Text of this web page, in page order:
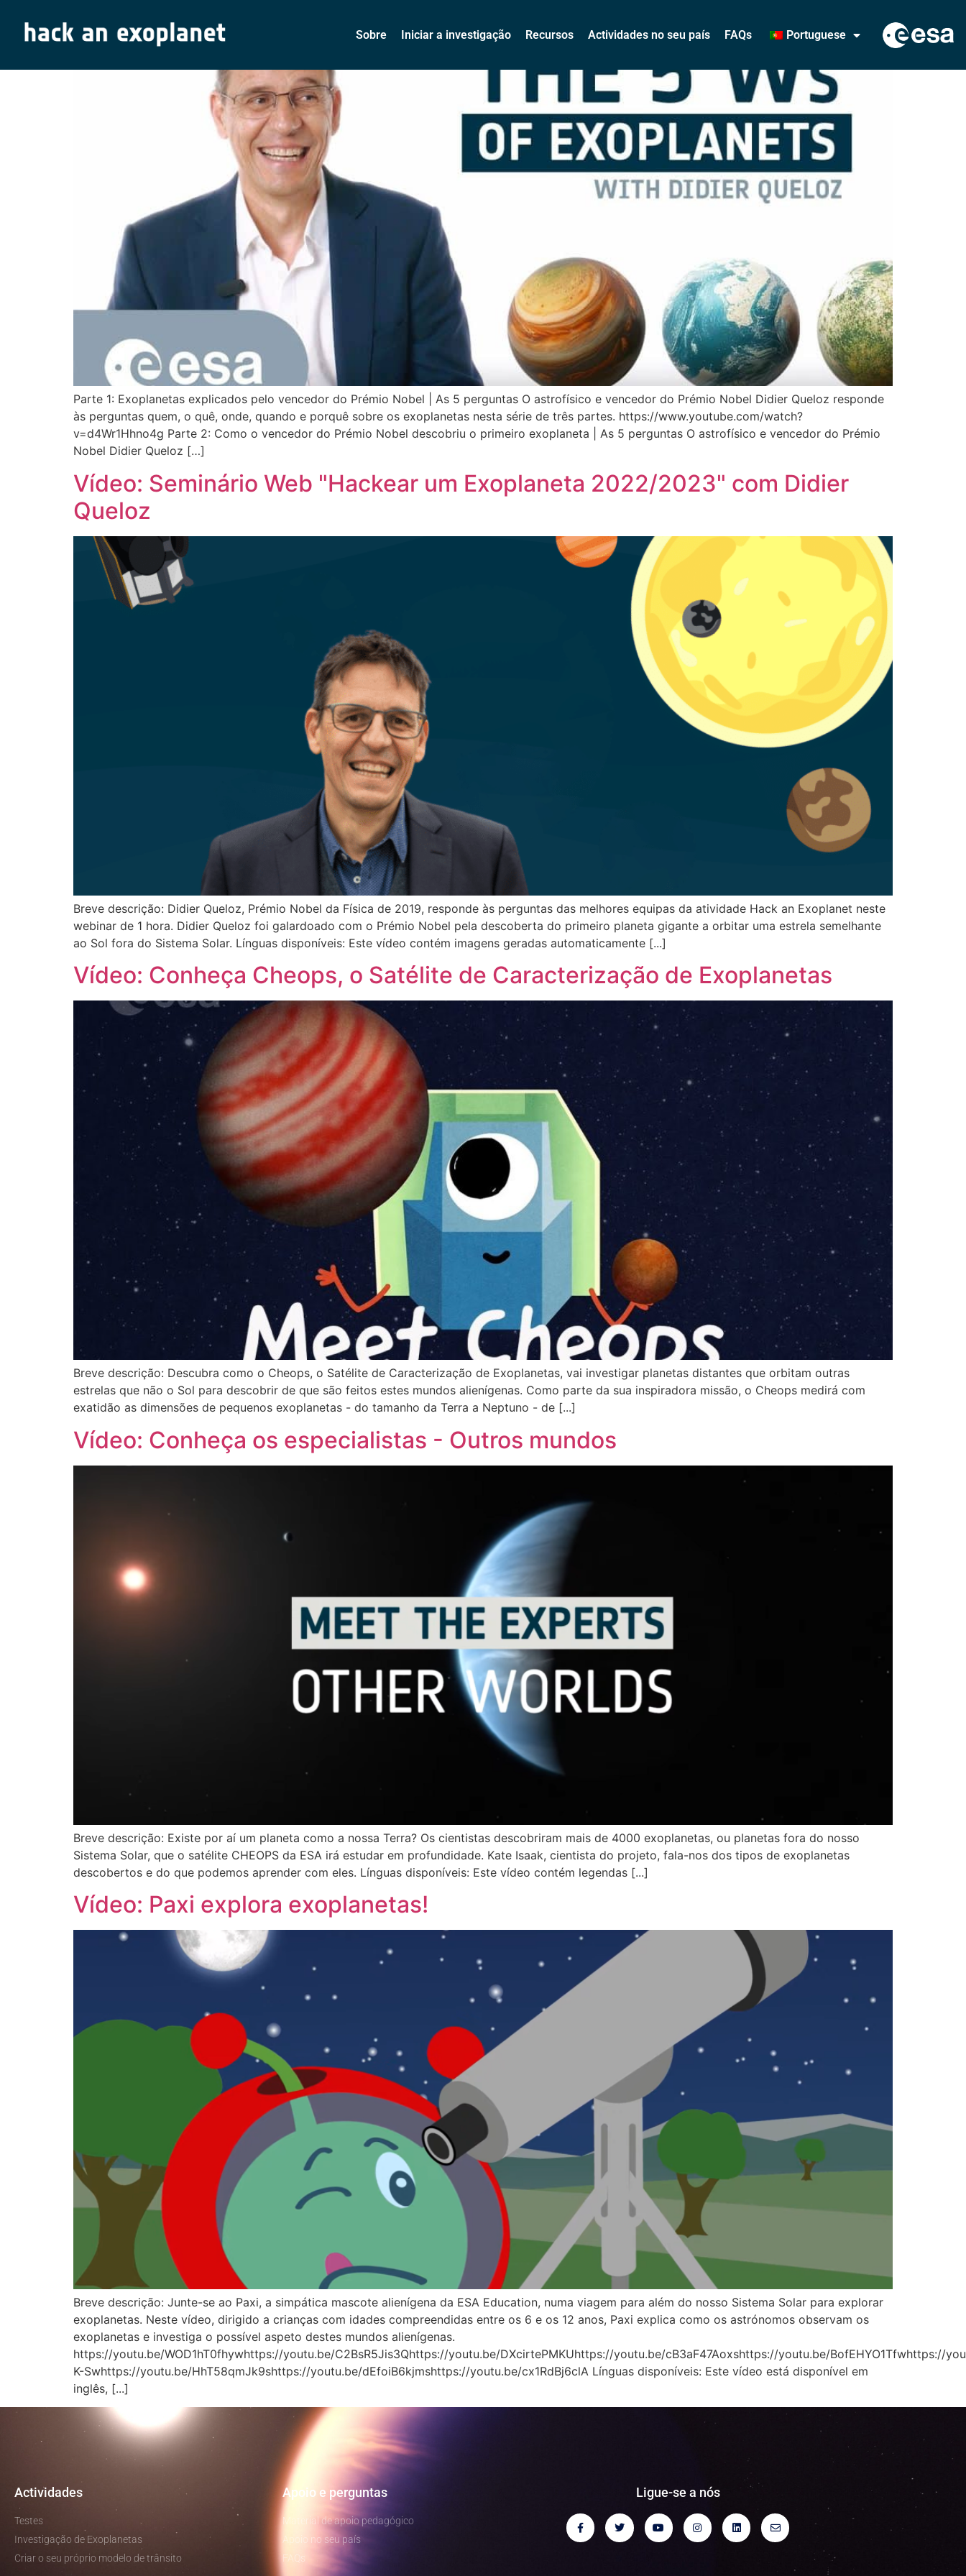
Sobre Iniciar a investigação Recursos Actividades no seu país FAQs Portuguese
Parte 1: Exoplanetas explicados pelo vencedor do Prémio Nobel | As 5 perguntas O astrofísico e vencedor do Prémio Nobel Didier Queloz responde
às perguntas quem, o quê, onde, quando e porquê sobre os exoplanetas nesta série de três partes. https://www.youtube.com/watch?
v=d4Wr1Hhno4g Parte 2: Como o vencedor do Prémio Nobel descobriu o primeiro exoplaneta | As 5 perguntas O astrofísico e vencedor do Prémio
Nobel Didier Queloz […]
Vídeo: Seminário Web "Hackear um Exoplaneta 2022/2023" com Didier
Queloz
Breve descrição: Didier Queloz, Prémio Nobel da Física de 2019, responde às perguntas das melhores equipas da atividade Hack an Exoplanet neste
webinar de 1 hora. Didier Queloz foi galardoado com o Prémio Nobel pela descoberta do primeiro planeta gigante a orbitar uma estrela semelhante
ao Sol fora do Sistema Solar. Línguas disponíveis: Este vídeo contém imagens geradas automaticamente [...]
Vídeo: Conheça Cheops, o Satélite de Caracterização de Exoplanetas
Breve descrição: Descubra como o Cheops, o Satélite de Caracterização de Exoplanetas, vai investigar planetas distantes que orbitam outras
estrelas que não o Sol para descobrir de que são feitos estes mundos alienígenas. Como parte da sua inspiradora missão, o Cheops medirá com
exatidão as dimensões de pequenos exoplanetas - do tamanho da Terra a Neptuno - de [...]
Vídeo: Conheça os especialistas - Outros mundos
Breve descrição: Existe por aí um planeta como a nossa Terra? Os cientistas descobriram mais de 4000 exoplanetas, ou planetas fora do nosso
Sistema Solar, que o satélite CHEOPS da ESA irá estudar em profundidade. Kate Isaak, cientista do projeto, fala-nos dos tipos de exoplanetas
descobertos e do que podemos aprender com eles. Línguas disponíveis: Este vídeo contém legendas [...]
Vídeo: Paxi explora exoplanetas!
Breve descrição: Junte-se ao Paxi, a simpática mascote alienígena da ESA Education, numa viagem para além do nosso Sistema Solar para explorar
exoplanetas. Neste vídeo, dirigido a crianças com idades compreendidas entre os 6 e os 12 anos, Paxi explica como os astrónomos observam os
exoplanetas e investiga o possível aspeto destes mundos alienígenas.
https://youtu.be/WOD1hT0fhywhttps://youtu.be/C2BsR5Jis3Qhttps://youtu.be/DXcirtePMKUhttps://youtu.be/cB3aF47Aoxshttps://youtu.be/BofEHYO1Tfwhttps://
K-Swhttps://youtu.be/HhT58qmJk9shttps://youtu.be/dEfoiB6kjmshttps://youtu.be/cx1RdBj6clA Línguas disponíveis: Este vídeo está disponível em
inglês, [...]
Actividades
Testes
Investigação de Exoplanetas
Criar o seu próprio modelo de trânsito
Apoio e perguntas
Material de apoio pedagógico
Apoio no seu país
FAQs
Ligue-se a nós